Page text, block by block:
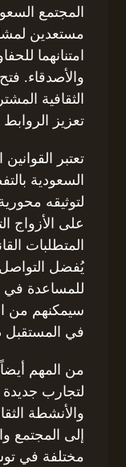
المجتمع
مستعدين
امتنانهما
والأصدقاء.
الثقافية
تعزيز
تعتبر
السعودية
لتوثيقه
على الأزواج
المتطلبات
يُفضل
للمساعدة في
سيمكنهم من
في
من المهم
لتجارب جديدة
والأنشطة
إلى
مختلفة في